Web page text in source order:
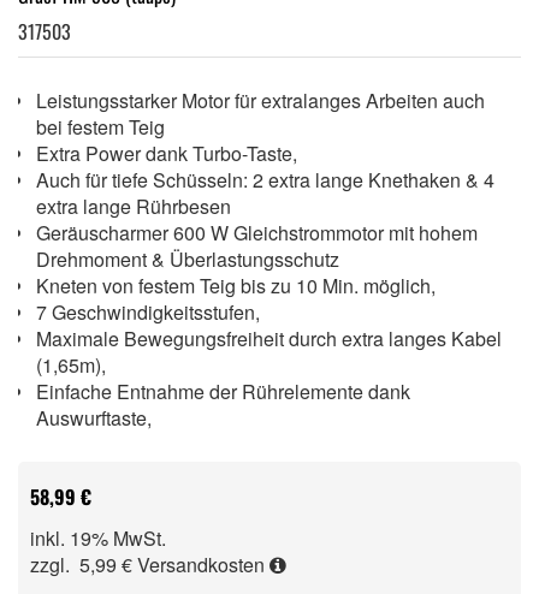
317503
Leistungsstarker Motor für extralanges Arbeiten auch
bei festem Teig
Extra Power dank Turbo-Taste,
Auch für tiefe Schüsseln: 2 extra lange Knethaken & 4
extra lange Rührbesen
Geräuscharmer 600 W Gleichstrommotor mit hohem
Drehmoment & Überlastungsschutz
Kneten von festem Teig bis zu 10 Min. möglich,
7 Geschwindigkeitsstufen,
Maximale Bewegungsfreiheit durch extra langes Kabel
(1,65m),
Einfache Entnahme der Rührelemente dank
Auswurftaste,
58,99 €
inkl. 19% MwSt.
zzgl. 5,99 €Versandkosten